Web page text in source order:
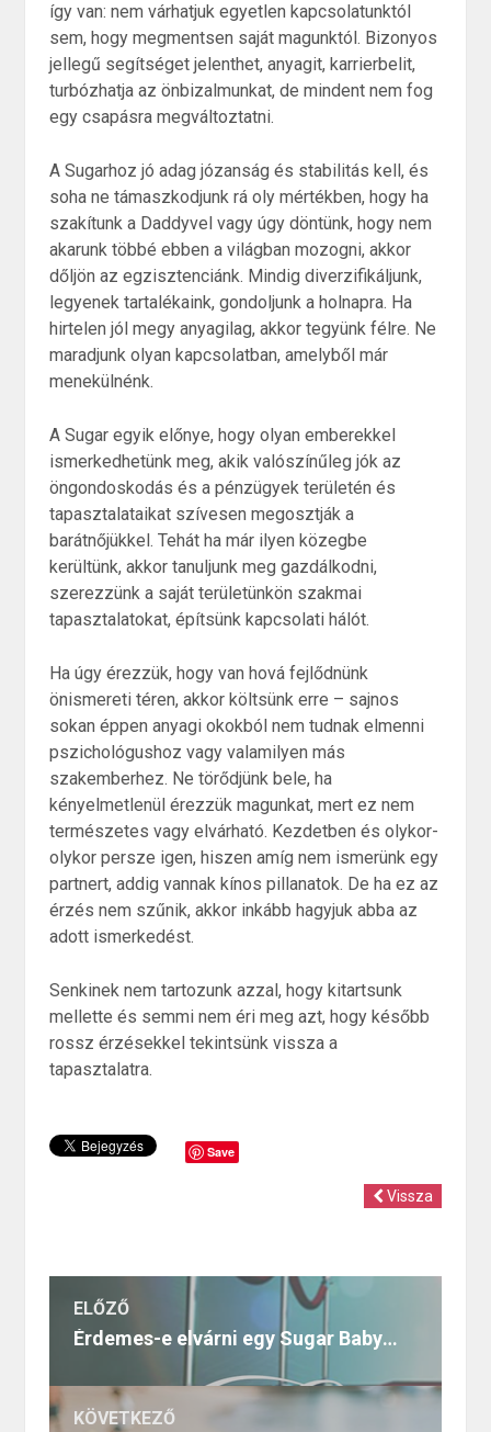
így van: nem várhatjuk egyetlen kapcsolatunktól
sem, hogy megmentsen saját magunktól. Bizonyos
jellegű segítséget jelenthet, anyagit, karrierbelit,
turbózhatja az önbizalmunkat, de mindent nem fog
egy csapásra megváltoztatni.
A Sugarhoz jó adag józanság és stabilitás kell, és
soha ne támaszkodjunk rá oly mértékben, hogy ha
szakítunk a Daddyvel vagy úgy döntünk, hogy nem
akarunk többé ebben a világban mozogni, akkor
dőljön az egzisztenciánk. Mindig diverzifikáljunk,
legyenek tartalékaink, gondoljunk a holnapra. Ha
hirtelen jól megy anyagilag, akkor tegyünk félre. Ne
maradjunk olyan kapcsolatban, amelyből már
menekülnénk.
A Sugar egyik előnye, hogy olyan emberekkel
ismerkedhetünk meg, akik valószínűleg jók az
öngondoskodás és a pénzügyek területén és
tapasztalataikat szívesen megosztják a
barátnőjükkel. Tehát ha már ilyen közegbe
kerültünk, akkor tanuljunk meg gazdálkodni,
szerezzünk a saját területünkön szakmai
tapasztalatokat, építsünk kapcsolati hálót.
Ha úgy érezzük, hogy van hová fejlődnünk
önismereti téren, akkor költsünk erre – sajnos
sokan éppen anyagi okokból nem tudnak elmenni
pszichológushoz vagy valamilyen más
szakemberhez. Ne törődjünk bele, ha
kényelmetlenül érezzük magunkat, mert ez nem
természetes vagy elvárható. Kezdetben és olykor-
olykor persze igen, hiszen amíg nem ismerünk egy
partnert, addig vannak kínos pillanatok. De ha ez az
érzés nem szűnik, akkor inkább hagyjuk abba az
adott ismerkedést.
Senkinek nem tartozunk azzal, hogy kitartsunk
mellette és semmi nem éri meg azt, hogy később
rossz érzésekkel tekintsünk vissza a
tapasztalatra.
Save
Vissza
ELŐZŐ
Érdemes-e elvárni egy Sugar Babytől a kizárólagosságot?
KÖVETKEZŐ